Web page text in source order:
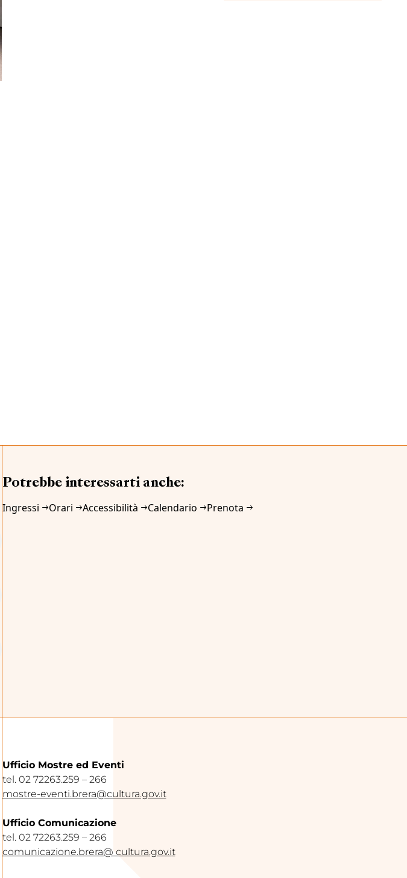
Potrebbe interessarti anche:
Ingressi Orari Accessibilità Calendario Prenota
Ufficio Mostre ed Eventi
tel. 02 72263.259 – 266
mostre-eventi.brera@cultura.gov.it
Ufficio Comunicazione
tel. 02 72263.259 – 266
comunicazione.brera@ cultura.gov.it